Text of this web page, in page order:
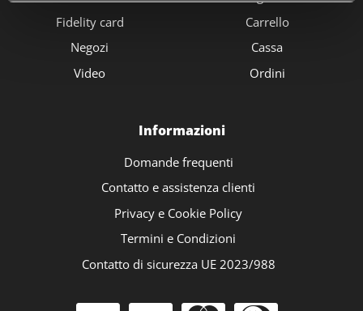
Fidelity card
Negozi
Video
Carrello
Cassa
Ordini
Informazioni
Domande frequenti
Contatto e assistenza clienti
Privacy e Cookie Policy
Termini e Condizioni
Contatto di sicurezza UE 2023/988